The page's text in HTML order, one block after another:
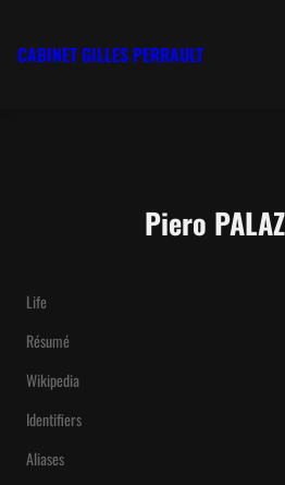
CABINET GILLES PERRAULT
Piero
Life
Résumé
Wikipedia
Identifiers
Aliases